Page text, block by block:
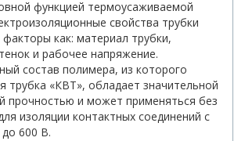
функцией термоусаживаемой
свойства трубки
как: материал трубки,
и рабочее напряжение.
состав полимера, из которого
трубка «КВТ», обладает значительной
прочностью и может применяться без
изоляции контактных соединений с
600 В.